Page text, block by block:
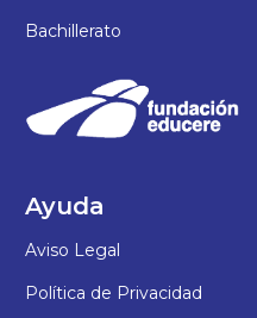
Bachillerato
Ayuda
Aviso Legal
Política de Privacidad